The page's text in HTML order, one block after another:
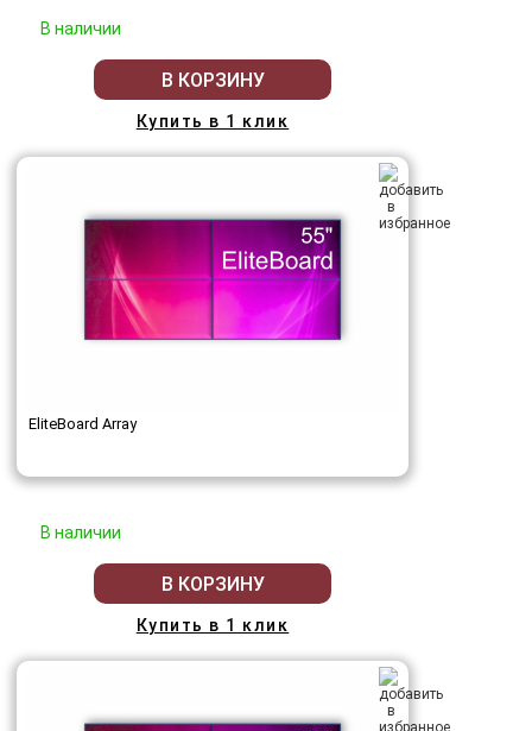
В наличии
В КОРЗИНУ
Купить в 1 клик
EliteBoard Array
В наличии
В КОРЗИНУ
Купить в 1 клик